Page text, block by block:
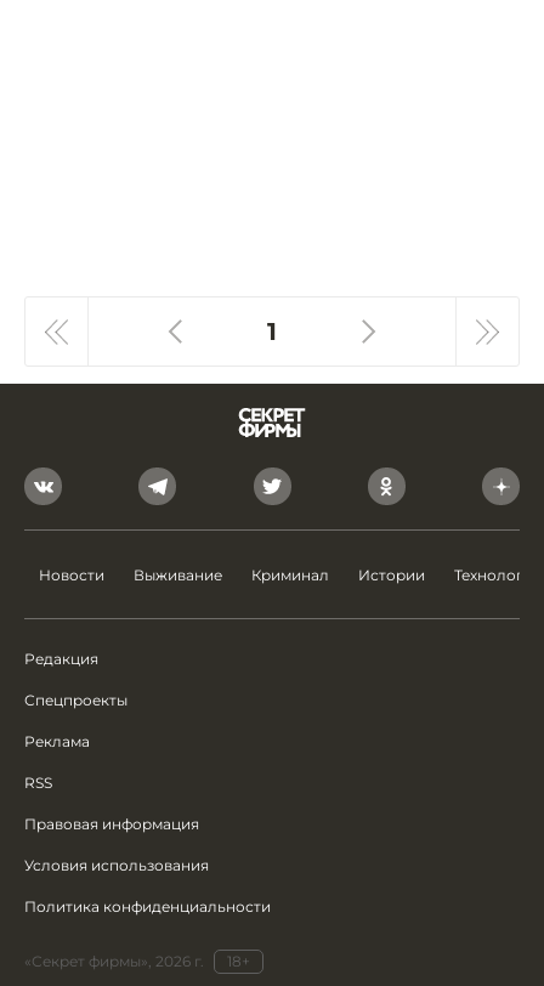
1
Новости Выживание Криминал Истории Технологии
Редакция
Спецпроекты
Реклама
RSS
Правовая информация
Условия использования
Политика конфиденциальности
«Секрет фирмы», 2026 г.
18+